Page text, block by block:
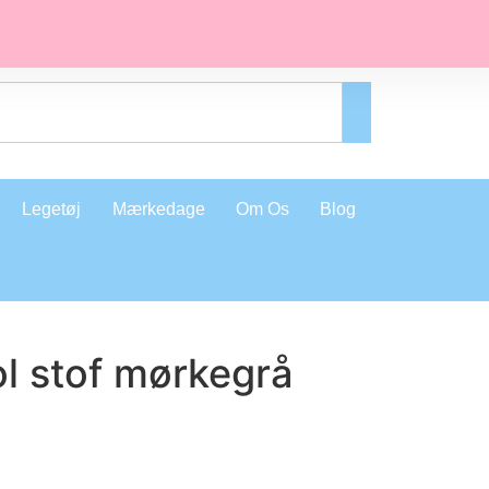
Legetøj Mærkedage Om Os Blog
stof mørkegrå